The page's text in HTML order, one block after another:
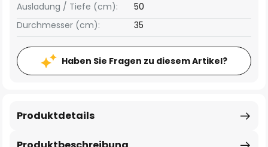
Ausladung / Tiefe (cm):
50
Durchmesser (cm):
35
Haben Sie Fragen zu diesem Artikel?
Produktdetails